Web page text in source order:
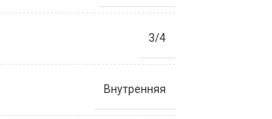
3/4
Внутренняя